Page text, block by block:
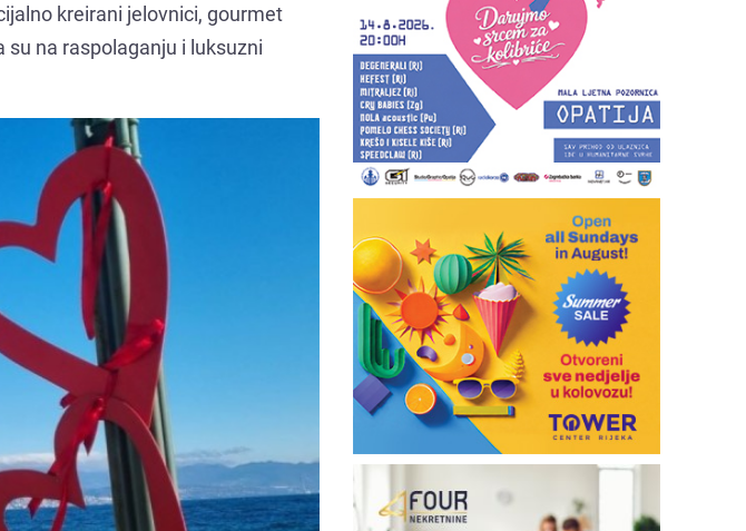
kreirani jelovnici, gourmet
na raspolaganju i luksuzni